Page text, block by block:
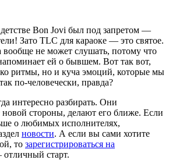
детстве Bon Jovi был под запретом —
Зато TLC для караоке — это святое.
не может слушать, потому что
ей о бывшем. Вот так вот,
ритмы, но и куча эмоций, которые мы
по-человечески, правда?
интересно разбирать. Они
новой стороны, делают его ближе. Если
о любимых исполнителях,
новости. А если вы сами хотите
то зарегистрироваться на
старт.